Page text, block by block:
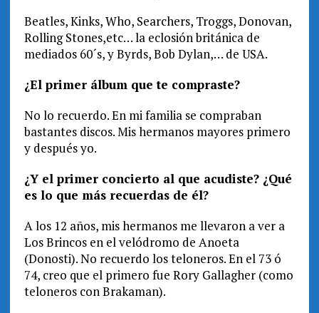
Beatles, Kinks, Who, Searchers, Troggs, Donovan,
Rolling Stones,etc… la eclosión británica de
mediados 60´s, y Byrds, Bob Dylan,… de USA.
¿El primer álbum que te compraste?
No lo recuerdo. En mi familia se compraban
bastantes discos. Mis hermanos mayores primero
y después yo.
¿Y el primer concierto al que acudiste? ¿Qué
es lo que más recuerdas de él?
A los 12 años, mis hermanos me llevaron a ver a
Los Brincos en el velódromo de Anoeta
(Donosti). No recuerdo los teloneros. En el 73 ó
74, creo que el primero fue Rory Gallagher (como
teloneros con Brakaman).